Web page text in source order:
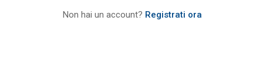
Non hai un account? Registrati ora